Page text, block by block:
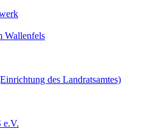
Wallenfels
des Landratsamtes)